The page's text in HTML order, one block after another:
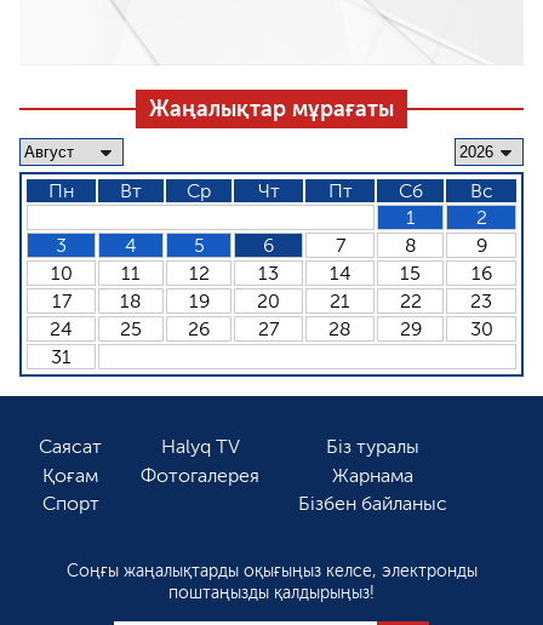
Жаңалықтар мұрағаты
Пн Вт Ср Чт Пт Сб
Вс
1
2
3
4 5 6 7 8
9
10
11 12 13 14 15
16
17
18 19 20 21 22
23
24
25 26 27 28 29
30
31
Саясат
Қоғам
Спорт
Halyq TV
Фотогалерея
Біз туралы
Жарнама
Бізбен байланыс
Соңғы жаңалықтарды оқығыңыз келсе, электронды
поштаңызды қалдырыңыз!